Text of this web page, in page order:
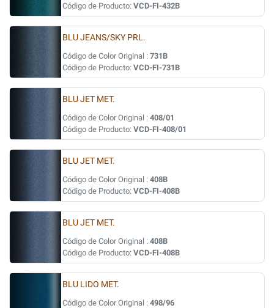
Código de Producto: VCD-FI-432B
BLU JEANS/SKY PRL.
Código de Color Original : 731B
Código de Producto: VCD-FI-731B
BLU JET MET.
Código de Color Original : 408/01
Código de Producto: VCD-FI-408/01
BLU JET MET.
Código de Color Original : 408B
Código de Producto: VCD-FI-408B
BLU JET MET.
Código de Color Original : 408B
Código de Producto: VCD-FI-408B
BLU LIDO MET.
Código de Color Original : 498/96